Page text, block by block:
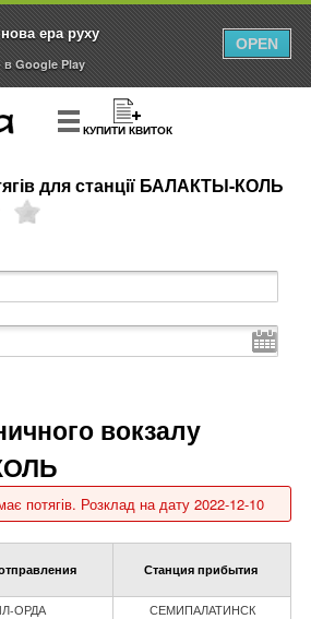
КУПИТИ КВИТОК
для станції БАЛАКТЫ-КОЛЬ
вокзалу
потягів. Розклад на дату 2022-12-10
Станция прибытия
ОРДА СЕМИПАЛАТИНСК
ера руху
в Google Play
OPEN